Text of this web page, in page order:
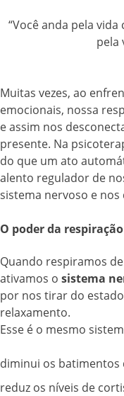
“Você anda pela
pela
Muitas vezes, ao
emocionais, nossa
e assim nos
presente. Na
do que um ato
alento regulador de
sistema nervoso e
O poder da
Quando respiramos
ativamos o sistema
por nos tirar do
relaxamento.
Esse é o mesmo
diminui os batimentos
reduz os níveis de